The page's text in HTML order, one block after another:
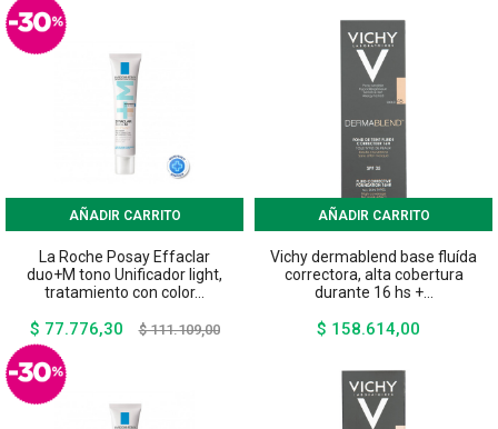
AÑADIR CARRITO
La Roche Posay Effaclar
duo+M tono Unificador light,
tratamiento con color...
$ 77.776,30
Precio
$ 111.109,00Precio
AÑADIR CARRITO
Vichy dermablend base fluída
correctora, alta cobertura
durante 16 hs +...
$ 158.614,00